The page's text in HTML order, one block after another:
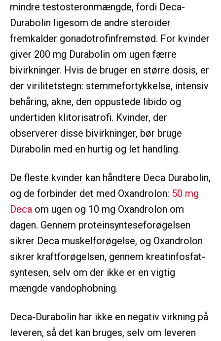
mindre testosteronmængde, fordi Deca-
Durabolin ligesom de andre steroider
fremkalder gonadotrofinfremstød. For kvinder
giver 200 mg Durabolin om ugen færre
bivirkninger. Hvis de bruger en større dosis, er
der virilitetstegn: stemmefortykkelse, intensiv
behåring, akne, den oppustede libido og
undertiden klitorisatrofi. Kvinder, der
observerer disse bivirkninger, bør bruge
Durabolin med en hurtig og let handling.
De fleste kvinder kan håndtere Deca Durabolin,
og de forbinder det med Oxandrolon: 50 mg
Deca om ugen og 10 mg Oxandrolon om
dagen. Gennem proteinsynteseforøgelsen
sikrer Deca muskelforøgelse, og Oxandrolon
sikrer kraftforøgelsen, gennem kreatinfosfat-
syntesen, selv om der ikke er en vigtig
mængde vandophobning.
Deca-Durabolin har ikke en negativ virkning på
leveren, så det kan bruges, selv om leveren